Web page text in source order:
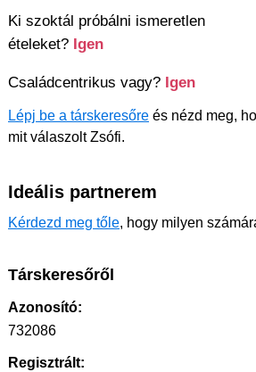
Ki szoktál próbálni ismeretlen
ételeket? Igen
Családcentrikus vagy? Igen
Lépj be a társkeresőre és nézd meg,
mit válaszolt Zsófi.
Ideális partnerem
Kérdezd meg tőle, hogy milyen
Társkeresőről
Azonosító:
732086
Regisztrált: